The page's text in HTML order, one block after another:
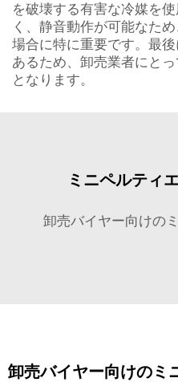
を破壊する有害な冷媒を
く、静音動作が可能なた
場合に特に重要です。最
あるため、卸売業者にと
となります。
ミニペルティ
卸売バイヤー向けの
卸売バイヤー向けのミ